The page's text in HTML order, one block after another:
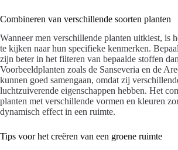
Combineren van verschillende soorten planten
Wanneer men verschillende planten uitkiest, is
te kijken naar hun specifieke kenmerken.
zijn beter in het filteren van bepaalde stoffen
Voorbeeldplanten zoals de Sanseveria en de
kunnen goed samengaan, omdat zij
luchtzuiverende eigenschappen hebben. Het
planten met verschillende vormen en kleuren
dynamisch effect in een ruimte.
Tips voor het creëren van een groene ruimte